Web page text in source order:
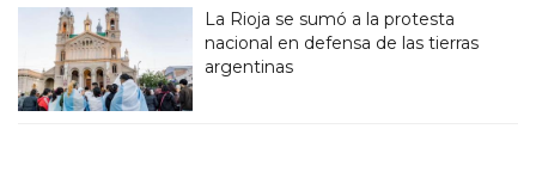
La Rioja se sumó a la protesta
nacional en defensa de las tierras
argentinas